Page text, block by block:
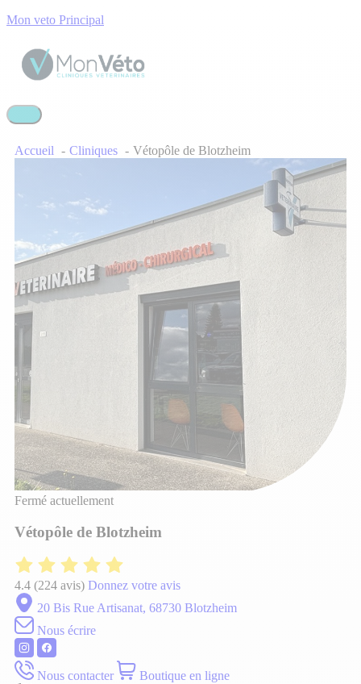
Mon veto Principal
Accueil Cliniques Vétopôle de Blotzheim
Fermé actuellement
Vétopôle de Blotzheim
4.4 (224 avis) Donnez votre avis
20 Bis Rue Artisanat, 68730 Blotzheim
Nous écrire
Nous contacter
Boutique en ligne